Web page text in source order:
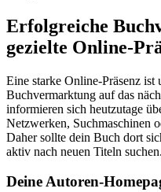
Erfolgreiche
gezielte Online-
Eine starke Online-Präsenz
Buchvermarktung auf das
informieren sich heutzutage
Netzwerken, Suchmaschinen
Daher sollte dein Buch dort
aktiv nach neuen Titeln suchen.
Deine Autoren-